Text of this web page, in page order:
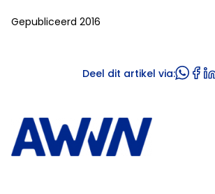
Gepubliceerd 2016
Deel dit artikel via: